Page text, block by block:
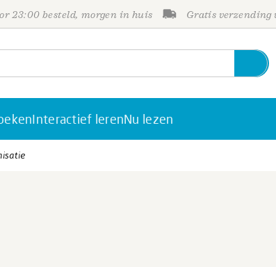
23:00 besteld, morgen in huis Gratis
Interactief lerenNu lezen